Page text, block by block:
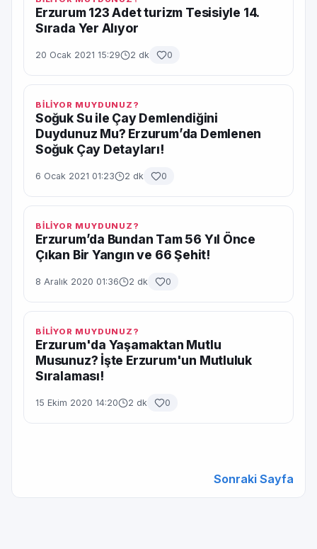
Erzurum 123 Adet turizm Tesisiyle 14.
Sırada Yer Alıyor
20 Ocak 2021 15:29 2 dk 0
BİLİYOR MUYDUNUZ?
Soğuk Su ile Çay Demlendiğini
Duydunuz Mu? Erzurum’da Demlenen
Soğuk Çay Detayları!
6 Ocak 2021 01:23 2 dk 0
BİLİYOR MUYDUNUZ?
Erzurum’da Bundan Tam 56 Yıl Önce
Çıkan Bir Yangın ve 66 Şehit!
8 Aralık 2020 01:36 2 dk 0
BİLİYOR MUYDUNUZ?
Erzurum'da Yaşamaktan Mutlu
Musunuz? İşte Erzurum'un Mutluluk
Sıralaması!
15 Ekim 2020 14:20 2 dk 0
Sonraki Sayfa